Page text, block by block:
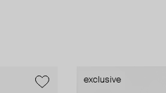
exclusive